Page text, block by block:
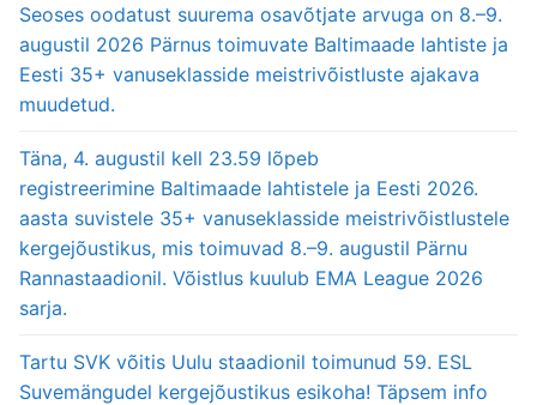
Seoses oodatust suurema osavõtjate arvuga on 8.–9.
augustil 2026 Pärnus toimuvate Baltimaade lahtiste ja
Eesti 35+ vanuseklasside meistrivõistluste ajakava
muudetud.
Täna, 4. augustil kell 23.59 lõpeb
registreerimine Baltimaade lahtistele ja Eesti 2026.
aasta suvistele 35+ vanuseklasside meistrivõistlustele
kergejõustikus, mis toimuvad 8.–9. augustil Pärnu
Rannastaadionil. Võistlus kuulub EMA League 2026
sarja.
Tartu SVK võitis Uulu staadionil toimunud 59. ESL
Suvemängudel kergejõustikus esikoha! Täpsem info